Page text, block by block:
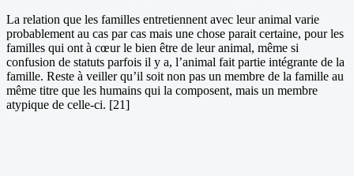
La relation que les familles entretiennent avec leur animal varie
probablement au cas par cas mais une chose parait certaine, pour les
familles qui ont à cœur le bien être de leur animal, même si
confusion de statuts parfois il y a, l’animal fait partie intégrante de la
famille. Reste à veiller qu’il soit non pas un membre de la famille au
même titre que les humains qui la composent, mais un membre
atypique de celle-ci. [21]